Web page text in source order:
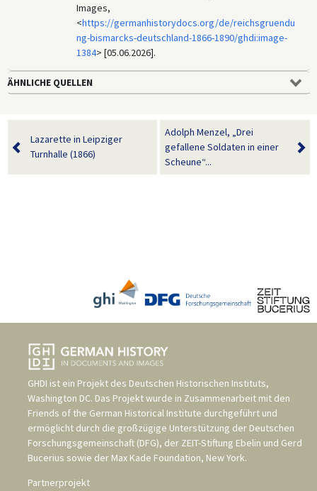
Images,
<https://germanhistorydocs.org/de/reichsgruendu
ng-bismarcks-deutschland-1866-1890/ghdi:image-
1384> [05.06.2026].
ÄHNLICHE QUELLEN
Lazarette in Leipziger
Turnhalle (1866)
Adolph Menzel, „Drei
gefallene Soldaten in einer
Scheune“...
GHDI ist ein Projekt des Deutschen Historischen Instituts,
Washington DC. Das Projekt wurde in Zusammenarbeit mit den
Friends of the German Historical Institute durchgeführt und
ermöglicht durch die großzügige Unterstützung der Deutschen
Forschungsgemeinschaft (DFG), der ZEIT-Stiftung Ebelin und Gerd
Bucerius sowie der Max Kade Foundation, New York.
Partnerprojekt